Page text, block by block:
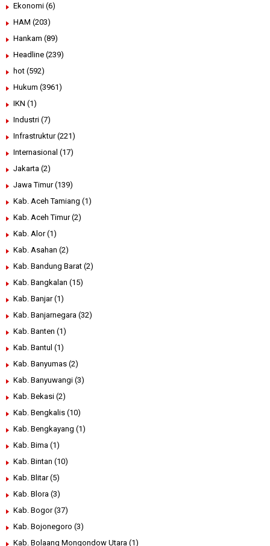
Ekonomi (6)
HAM (203)
Hankam (89)
Headline (239)
hot (592)
Hukum (3961)
IKN (1)
Industri (7)
Infrastruktur (221)
Internasional (17)
Jakarta (2)
Jawa Timur (139)
Kab. Aceh Tamiang (1)
Kab. Aceh Timur (2)
Kab. Alor (1)
Kab. Asahan (2)
Kab. Bandung Barat (2)
Kab. Bangkalan (15)
Kab. Banjar (1)
Kab. Banjarnegara (32)
Kab. Banten (1)
Kab. Bantul (1)
Kab. Banyumas (2)
Kab. Banyuwangi (3)
Kab. Bekasi (2)
Kab. Bengkalis (10)
Kab. Bengkayang (1)
Kab. Bima (1)
Kab. Bintan (10)
Kab. Blitar (5)
Kab. Blora (3)
Kab. Bogor (37)
Kab. Bojonegoro (3)
Kab. Bolaang Mongondow Utara (1)